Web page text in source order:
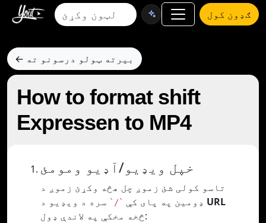
ګډون کول
← بیرته ټولو درسونو ته
How to format shift
Expressen to MP4
خپل ویډیو/آډیو ومومئ
تاسو کولی شئ زموږ چل هڅه وکړئ زموږ د
ډومین په پای کې `/`
URL
څخه مخکې په لاندې ډول: